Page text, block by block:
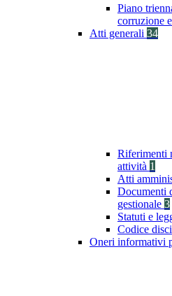
Piano
corruzione
Atti generali 34
Riferimenti
attività 1
Atti
Documenti
gestionale 3
Statuti e
Codice
Oneri informativi